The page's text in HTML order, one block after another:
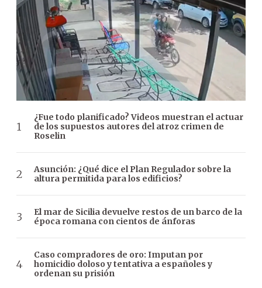
¿Fue todo planificado? Videos muestran el actuar
de los supuestos autores del atroz crimen de
Roselin
Asunción: ¿Qué dice el Plan Regulador sobre la
altura permitida para los edificios?
El mar de Sicilia devuelve restos de un barco de la
época romana con cientos de ánforas
Caso compradores de oro: Imputan por
homicidio doloso y tentativa a españoles y
ordenan su prisión